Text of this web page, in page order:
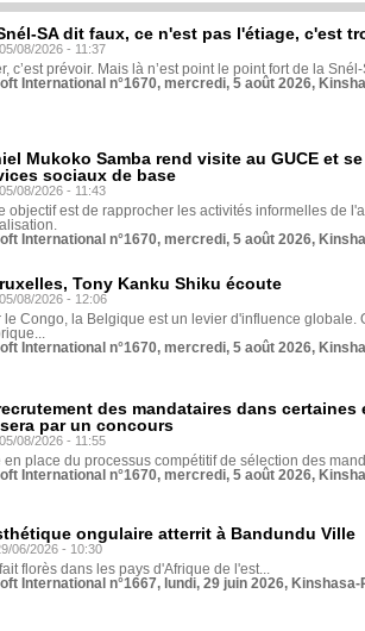
SA dit faux, ce n'est pas l'étiage, c'est
08/2026 - 11:37
c’est prévoir. Mais là n’est point le point fort de la
International n°1670, mercredi, 5 août 2026,
Mukoko Samba rend visite au GUCE et
sociaux de base
08/2026 - 11:43
objectif est de rapprocher les activités informelles de
International n°1670, mercredi, 5 août 2026,
Tony Kanku Shiku écoute
08/2026 - 12:06
le Congo, la Belgique est un levier d'influence globale.
International n°1670, mercredi, 5 août 2026,
des mandataires dans
par un concours
08/2026 - 11:55
en place du processus compétitif de sélection des
International n°1670, mercredi, 5 août 2026,
ongulaire atterrit à Bandundu Ville
06/2026 - 10:30
florès dans les pays d'Afrique de l'est...
International n°1667, lundi, 29 juin 2026,